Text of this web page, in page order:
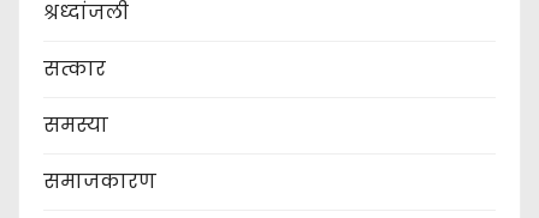
श्रध्दांजली
सत्कार
समस्या
समाजकारण